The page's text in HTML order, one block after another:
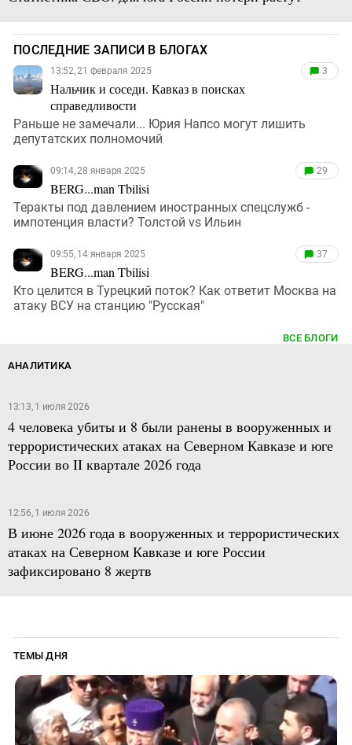
ПОСЛЕДНИЕ ЗАПИСИ В БЛОГАХ
13:52, 21 февраля 2025
Нальчик и соседи. Кавказ в поисках
справедливости
3
Раньше не замечали... Юрия Напсо могут лишить
депутатских полномочий
09:14, 28 января 2025
BERG...man Tbilisi
29
Теракты под давлением иностранных спецслужб -
импотенция власти? Толстой vs Ильин
09:55, 14 января 2025
BERG...man Tbilisi
37
Кто целится в Турецкий поток? Как ответит Москва на
атаку ВСУ на станцию "Русская"
ВСЕ БЛОГИ
АНАЛИТИКА
13:13, 1 июля 2026
4 человека убиты и 8 были ранены в вооруженных и
террористических атаках на Северном Кавказе и юге
России во II квартале 2026 года
12:56, 1 июля 2026
В июне 2026 года в вооруженных и террористических
атаках на Северном Кавказе и юге России
зафиксировано 8 жертв
ТЕМЫ ДНЯ